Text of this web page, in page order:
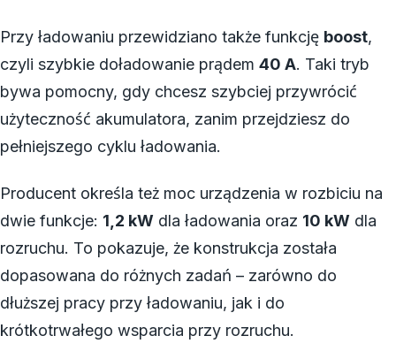
Przy ładowaniu przewidziano także funkcję boost,
czyli szybkie doładowanie prądem 40 A. Taki tryb
bywa pomocny, gdy chcesz szybciej przywrócić
użyteczność akumulatora, zanim przejdziesz do
pełniejszego cyklu ładowania.
Producent określa też moc urządzenia w rozbiciu na
dwie funkcje: 1,2 kW dla ładowania oraz 10 kW dla
rozruchu. To pokazuje, że konstrukcja została
dopasowana do różnych zadań – zarówno do
dłuższej pracy przy ładowaniu, jak i do
krótkotrwałego wsparcia przy rozruchu.